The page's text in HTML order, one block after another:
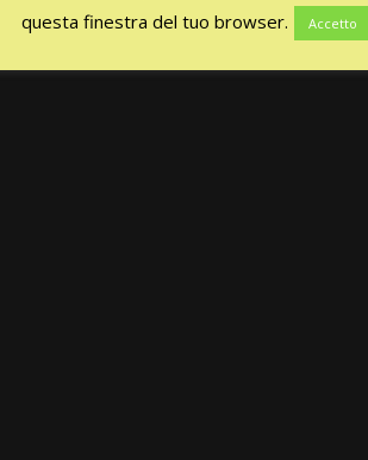
questa finestra del tuo browser.
Accetto